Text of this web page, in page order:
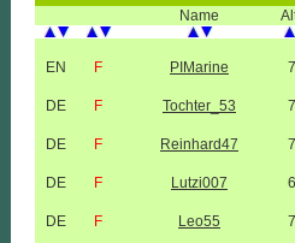
Name
EN F PIMarine
DE F Tochter_53
DE F Reinhard47
DE F Lutzi007
DE F Leo55